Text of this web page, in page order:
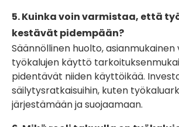
5. Kuinka voin varmistaa, että
kestävät pidempään?
Säännöllinen huolto,
työkalujen käyttö
pidentävät niiden käyttöikää.
säilytysratkaisuihin, kuten
järjestämään ja suojaamaan.